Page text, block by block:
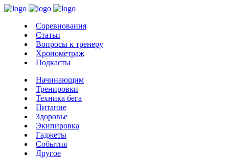
Соревнования
Статьи
Вопросы к тренеру
Хронометраж
Подкасты
Начинающим
Тренировки
Техника бега
Питание
Здоровье
Экипировка
Гаджеты
События
Другое